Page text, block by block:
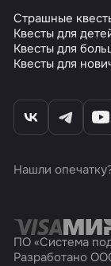
Страшные
Квесты для
Квесты для
Квесты для
Нашли
ПО «Система
Разработано